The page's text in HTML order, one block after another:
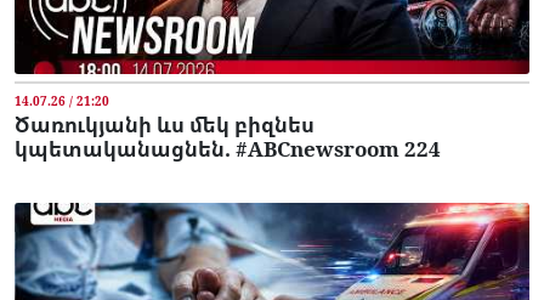
14.07.26 / 21:20
Ծառուկյանի ևս մեկ բիզնես
կպետականացնեն. #ABCnewsroom 224